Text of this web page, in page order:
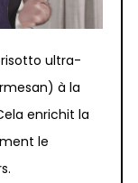
ultra-
à la
enrichit la
le